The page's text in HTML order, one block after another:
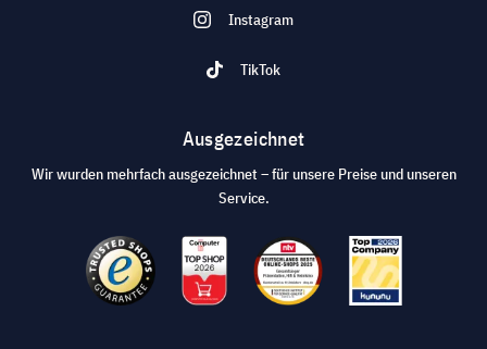
Instagram
TikTok
Ausgezeichnet
Wir wurden mehrfach ausgezeichnet – für unsere Preise und unseren
Service.